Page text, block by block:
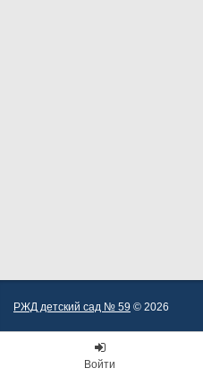
РЖД детский сад № 59 © 2026
Войти